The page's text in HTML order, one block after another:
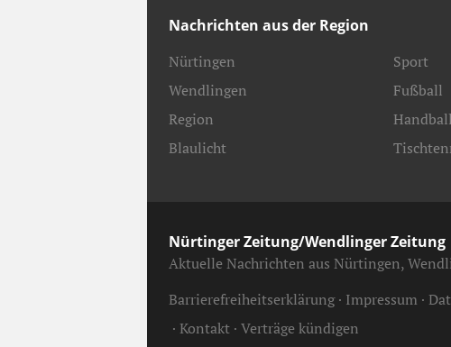
Nachrichten aus der Region
Nürtingen
Wendlingen
Region
Blaulicht
Sport
Fußball
Handball
Nürtinger Zeitung/Wendlinger Zeitung
Aktuelle Nachrichten aus Nürtingen,
Barrierefreiheitserklärung Impressum
Kontakt Verträge kündigen